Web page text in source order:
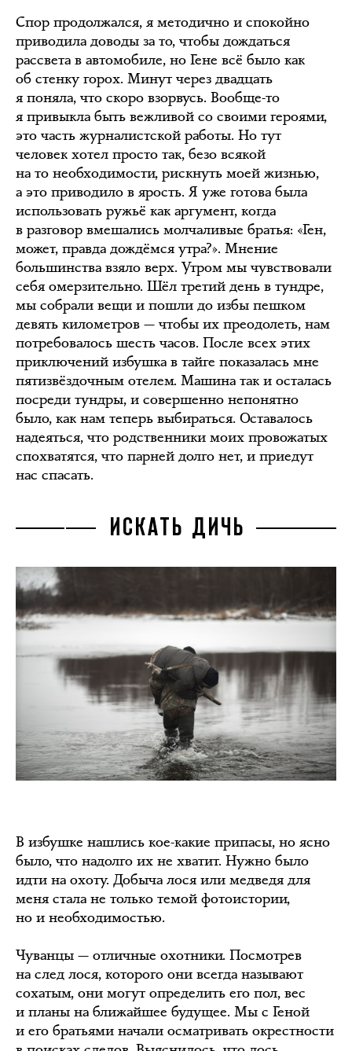
Спор продолжался, я методично и спокойно
приводила доводы за то, чтобы дождаться
рассвета в автомобиле, но Гене всё было как
об стенку горох. Минут через двадцать
я поняла, что скоро взорвусь. Вообще-то
я привыкла быть вежливой со своими героями,
это часть журналистской работы. Но тут
человек хотел просто так, безо всякой
на то необходимости, рискнуть моей жизнью,
а это приводило в ярость. Я уже готова была
использовать ружьё как аргумент, когда
в разговор вмешались молчаливые братья: «Ген,
может, правда дождёмся утра?». Мнение
большинства взяло верх. Утром мы чувствовали
себя омерзительно. Шёл третий день в тундре,
мы собрали вещи и пошли до избы пешком
девять километров — чтобы их преодолеть, нам
потребовалось шесть часов. После всех этих
приключений избушка в тайге показалась мне
пятизвёздочным отелем. Машина так и осталась
посреди тундры, и совершенно непонятно
было, как нам теперь выбираться. Оставалось
надеяться, что родственники моих провожатых
спохватятся, что парней долго нет, и приедут
нас спасать.
ИСКАТЬ ДИЧЬ
В избушке нашлись кое-какие припасы, но ясно
было, что надолго их не хватит. Нужно было
идти на охоту. Добыча лося или медведя для
меня стала не только темой фотоистории,
но и необходимостью.
Чуванцы — отличные охотники. Посмотрев
на след лося, которого они всегда называют
сохатым, они могут определить его пол, вес
и планы на ближайшее будущее. Мы с Геной
и его братьями начали осматривать окрестности